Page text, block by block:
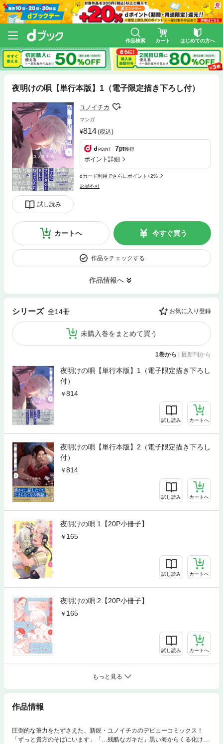
作品検索 カート はじめての方へ
夜明けの唄【単行本版】1（電子限定描き下ろし付）
試し読み
ユノイチカ
マンガ
814(税込)
7pt獲得
ポイント詳細
dカード利用でさらにポイント+2%
返品不可
カートへ 今すぐ買う
作品をチェックする
作品情報へ
シリーズ 全14冊 お気に入り登録
未購入巻をまとめて買う
1巻から | 最新刊から
夜明けの唄【単行本版】1（電子限定描き下ろし
付）
814
試し読み カートへ
夜明けの唄【単行本版】2（電子限定描き下ろし
付）
814
試し読み カートへ
夜明けの唄 1【20P小冊子】
165
試し読み カートへ
夜明けの唄 2【20P小冊子】
165
試し読み カートへ
もっと見る
作品情報
圧倒的な筆力をたずさえた、新鋭・ユノイチカのデビューコミックス！
「ずっと貴方のそばにいます」「…残酷なガキだ」黒い海からくる化け物